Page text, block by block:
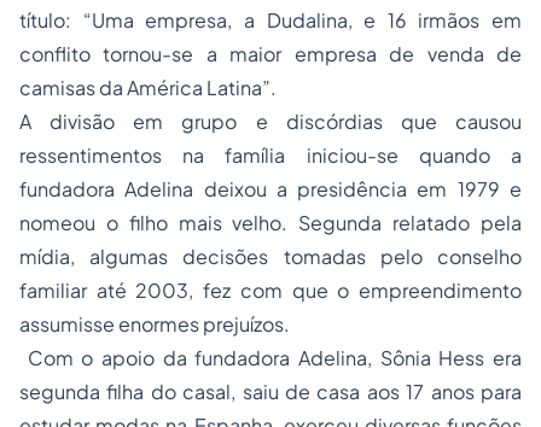
título: “Uma empresa, a Dudalina, e 16 irmãos em
conflito tornou-se a maior empresa de venda de
camisas da América Latina”.
A divisão em grupo e discórdias que causou
ressentimentos na família iniciou-se quando a
fundadora Adelina deixou a presidência em 1979 e
nomeou o filho mais velho. Segunda relatado pela
mídia, algumas decisões tomadas pelo conselho
familiar até 2003, fez com que o empreendimento
assumisse enormes prejuízos.
Com o apoio da fundadora Adelina, Sônia Hess era
segunda filha do casal, saiu de casa aos 17 anos para